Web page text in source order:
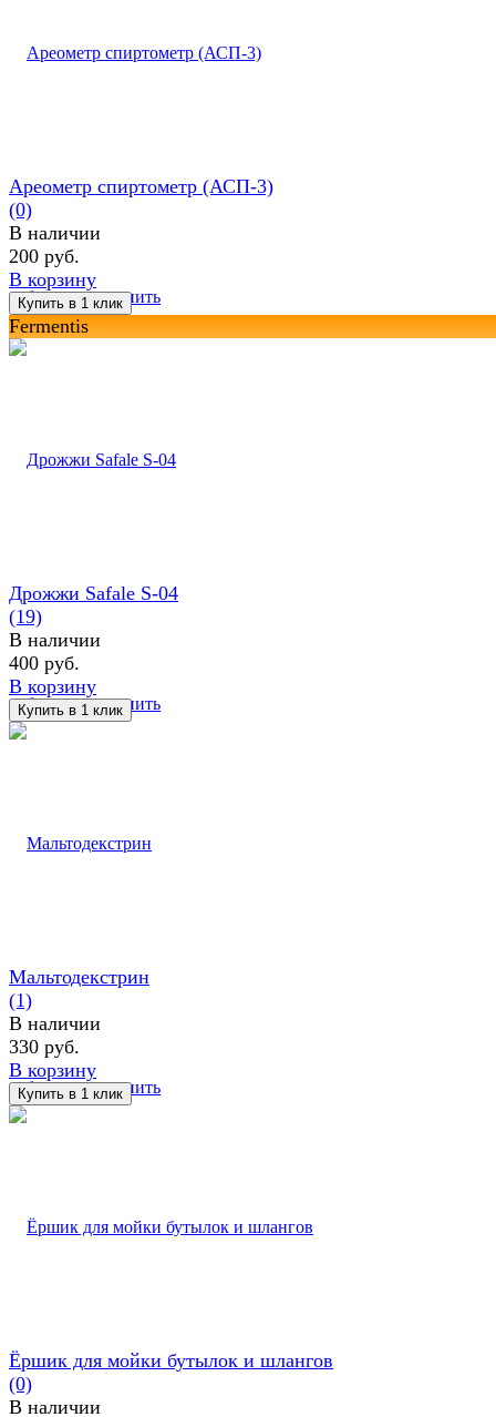
избранное сравнить
Ареометр спиртометр (АСП-3)
(0)
В наличии
200 руб.
В корзину
Fermentis
избранное сравнить
Дрожжи Safale S-04
(19)
В наличии
400 руб.
В корзину
избранное сравнить
Мальтодекстрин
(1)
В наличии
330 руб.
В корзину
Ёршик для мойки бутылок и шлангов
(0)
В наличии